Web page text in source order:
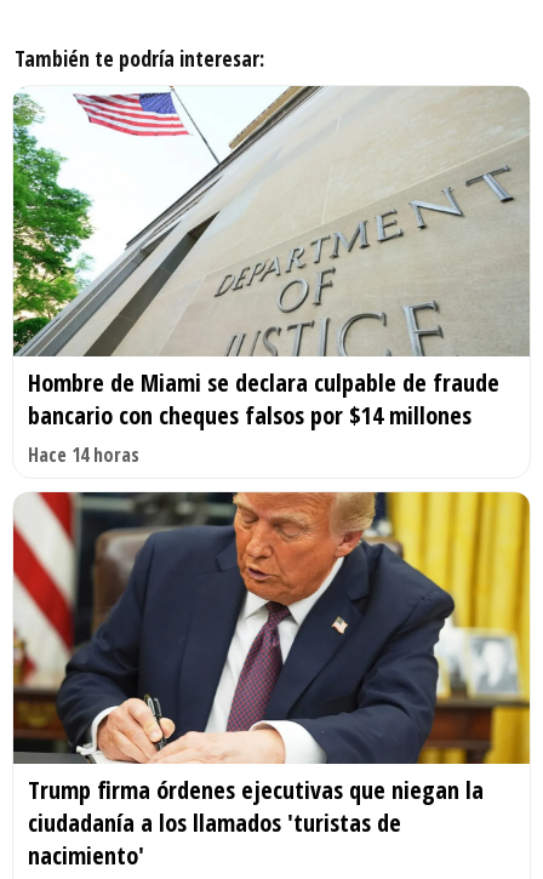
También te podría interesar:
Hombre de Miami se declara culpable de fraude
bancario con cheques falsos por $14 millones
Hace 14 horas
Trump firma órdenes ejecutivas que niegan la
ciudadanía a los llamados 'turistas de
nacimiento'